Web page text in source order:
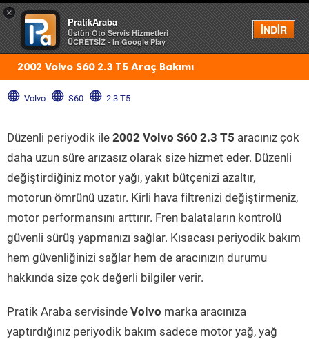
×
PratikAraba
Üstün Oto Servis Hizmetleri
ÜCRETSİZ - In Google Play
İNDİR
Menü
2002 Volvo S60 2.3 T5 Araç Bakımı
Volvo S60 2.3 T5
Düzenli periyodik ile 2002 Volvo S60 2.3 T5 aracınız çok
daha uzun süre arızasız olarak size hizmet eder. Düzenli
değiştirdiğiniz motor yağı, yakıt bütçenizi azaltır,
motorun ömrünü uzatır. Kirli hava filtrenizi değiştirmeniz,
motor performansını arttırır. Fren balataların kontrolü
güvenli sürüş yapmanızı sağlar. Kısacası periyodik bakım
hem güvenliğinizi sağlar hem de aracınızın durumu
hakkında size çok değerli bilgiler verir.
Pratik Araba servisinde Volvo marka aracınıza
yaptırdığınız periyodik bakım sadece motor yağ, yağ